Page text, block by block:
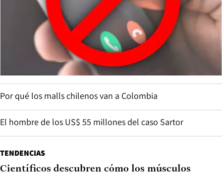
Por qué los malls chilenos van a Colombia
El hombre de los US$ 55 millones del caso Sartor
TENDENCIAS
Científicos descubren cómo los músculos